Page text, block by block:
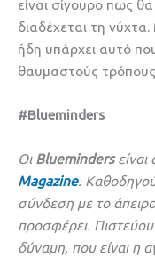
είναι σίγουρο πως
διαδέχεται τη
ήδη υπάρχει αυτό
θαυμαστούς
#Blueminders
Οι Blueminders
Magazine.
σύνδεση με το
προσφέρει.
δύναμη, που είναι η